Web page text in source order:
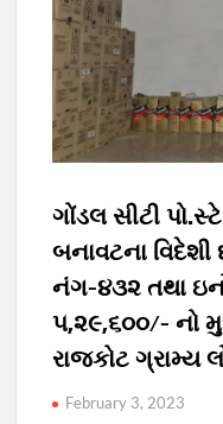
ગોંડલ સીટી
બનાવટના
નંગ-૪૩૨ તથા
૫,૨૯,૬૦૦/- નો
રાજકોટ ગ્રામ્ય
February 3, 2023